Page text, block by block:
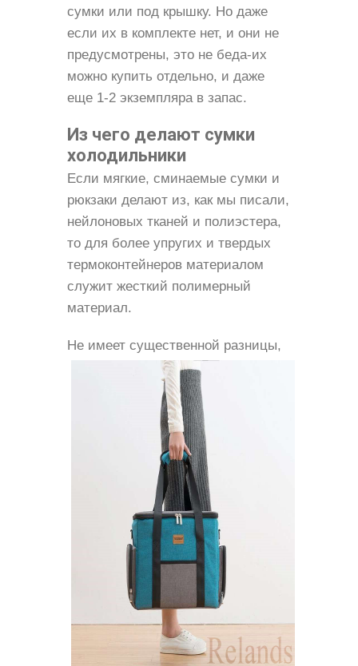
сумки или под крышку. Но даже
если их в комплекте нет, и они не
предусмотрены, это не беда-их
можно купить отдельно, и даже
еще 1-2 экземпляра в запас.
Из чего делают сумки
холодильники
Если мягкие, сминаемые сумки и
рюкзаки делают из, как мы писали,
нейлоновых тканей и полиэстера,
то для более упругих и твердых
термоконтейнеров материалом
служит жесткий полимерный
материал.
Не имеет существенной разницы,